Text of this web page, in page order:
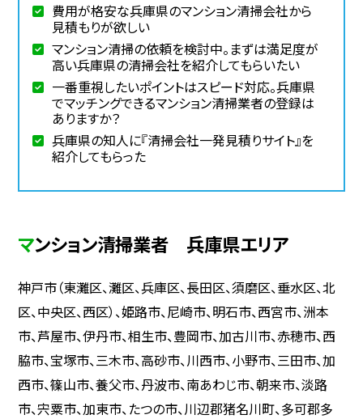
費用が格安な兵庫県のマンション清掃会社から
見積もりが欲しい
マンション清掃の依頼を検討中。まずは満足度が
高い兵庫県の清掃会社を紹介してもらいたい
一番重視したいポイントはスピード対応。兵庫県
でマッチングできるマンション清掃業者の登録は
ありますか？
兵庫県の知人に『清掃会社一発見積りサイト』を
紹介してもらった
マンション清掃業者 兵庫県エリア
神戸市（東灘区、灘区、兵庫区、長田区、須磨区、垂水区、北
区、中央区、西区）、姫路市、尼崎市、明石市、西宮市、洲本
市、芦屋市、伊丹市、相生市、豊岡市、加古川市、赤穂市、西
脇市、宝塚市、三木市、高砂市、川西市、小野市、三田市、加
西市、篠山市、養父市、丹波市、南あわじ市、朝来市、淡路
市、宍粟市、加東市、たつの市、川辺郡猪名川町、多可郡多